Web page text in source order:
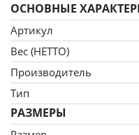
профиля: Алюминий,
шкафа: прямой,
ОСНОВНЫЕ
Артикул
Вес (НЕТТО)
Производитель
Тип
РАЗМЕРЫ